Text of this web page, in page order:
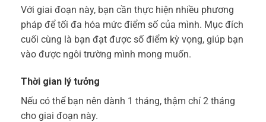
Với giai đoạn này, bạn cần thực hiện nhiều phương
pháp để tối đa hóa mức điểm số của mình. Mục đích
cuối cùng là bạn đạt được số điểm kỳ vọng, giúp bạn
vào được ngôi trường mình mong muốn.
Thời gian lý tưởng
Nếu có thể bạn nên dành 1 tháng, thậm chí 2 tháng
cho giai đoạn này.